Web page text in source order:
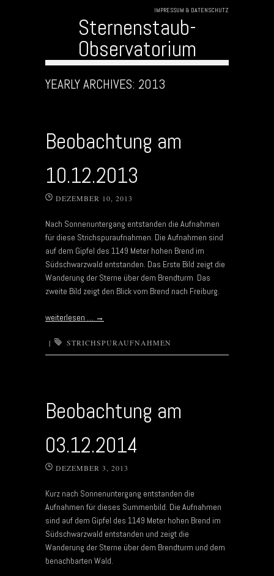
IMPRESSUM & DATENSCHUTZ
Sternenstaub-
Observatorium
YEARLY ARCHIVES: 2013
Beobachtung am
10.12.2013
DEZEMBER 10, 2013
Nach Sonnenuntergang entstanden die Aufnahmen
für diese Strichspuraufnahmen. Die Aufnahmen sind
auf dem Gipfel des 1149 Meter hohen Brend im
Südschwarzwald entstanden. Das Erste Bild zeigt die
Wanderung der Sterne über dem Brendturm Das
zweite Bild zeigt den Blick vom Brend nach Freiburg.
weiterlesen … →
| STRICHSPURAUFNAHMEN
Beobachtung am
03.12.2014
DEZEMBER 3, 2013
Kurz nach Sonnenuntergang entstanden die
Aufnahmen für dieses Summenbild. Die Aufnahmen
sind auf dem Gipfel des 1149 Meter hohen Brend im
Südschwarzwald entstanden und zeigt die
Wanderung der Sterne über dem Brendturm und dem
benachbarten Wald.